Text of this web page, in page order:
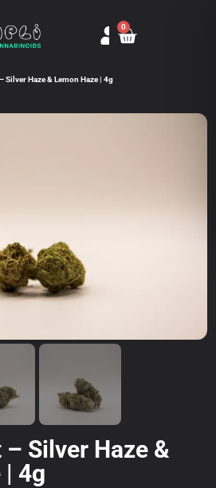
0
Silver Haze & Lemon Haze | 4g
Silver Haze &
| 4g